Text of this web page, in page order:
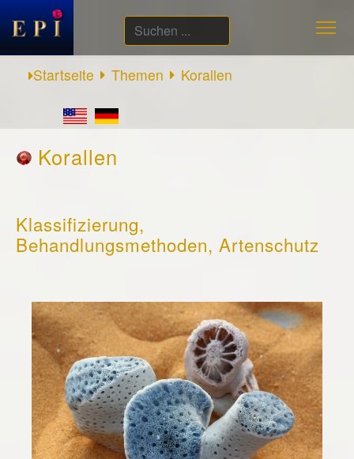
Suchen
...
Startseite
Themen Korallen
Korallen
Klassifizierung,
Behandlungsmethoden, Artenschutz